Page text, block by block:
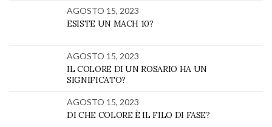
AGOSTO 15, 2023
ESISTE UN MACH 10?
AGOSTO 15, 2023
IL COLORE DI UN ROSARIO HA UN
SIGNIFICATO?
AGOSTO 15, 2023
DI CHE COLORE È IL FILO DI FASE?